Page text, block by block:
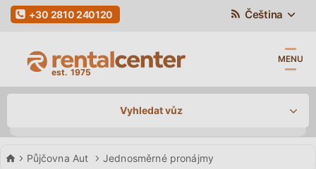
Čeština
+30 2810 240120
MENU
Vyhledat vůz
Vyzvednutí / Vrácení
Car Hire
Půjčovna Aut Jednosměrné pronájmy